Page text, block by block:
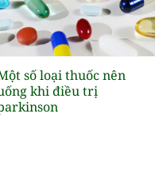
số loại thuốc nên
khi điều trị